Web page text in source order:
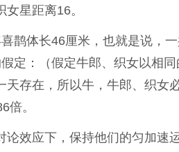
星距离16。
鹊体长46厘米，也就是说，
定：（假定牛郎、织女以相
天存在，所以牛，牛郎、织女
倍。
论效应下，保持他们的匀加速